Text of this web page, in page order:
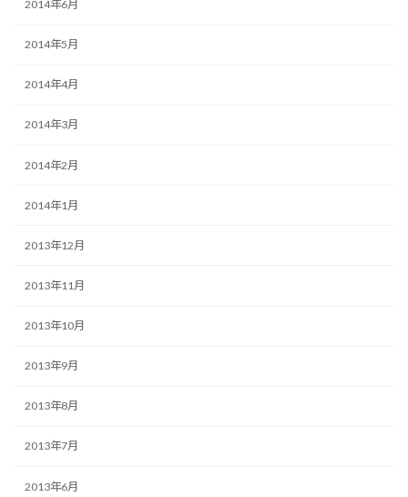
2014年6月
2014年5月
2014年4月
2014年3月
2014年2月
2014年1月
2013年12月
2013年11月
2013年10月
2013年9月
2013年8月
2013年7月
2013年6月